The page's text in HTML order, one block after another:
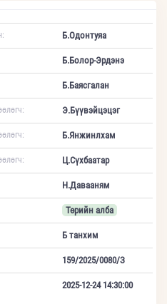
Б.Одонтуяа
Б.Болор-Эрдэнэ
Б.Баясгалан
Э.Бүүвэйцэцэг
Б.Янжинлхам
Ц.Сүхбаатар
Н.Давааням
Төрийн алба
Б танхим
159/2025/0080/З
2025-12-24 14:30:00